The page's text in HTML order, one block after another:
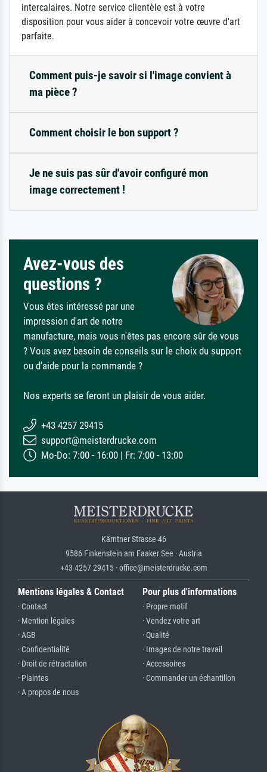
intercalaires. Notre service clientèle est à votre
disposition pour vous aider à concevoir votre œuvre d'art
parfaite.
Comment puis-je savoir si l'image convient à
ma pièce ?
Comment choisir le bon support ?
Je ne suis pas sûr d'avoir configuré mon
image correctement !
Avez-vous des
questions ?
Vous êtes intéressé par une
impression d'art de notre
manufacture, mais vous n'êtes pas encore sûr de vous
? Vous avez besoin de conseils sur le choix du support
ou d'aide pour la commande ?
Nos experts se feront un plaisir de vous aider.
+43 4257 29415
support@meisterdrucke.com
Mo-Do: 7:00 - 16:00 | Fr: 7:00 - 13:00
Kärntner Strasse 46
9586 Finkenstein am Faaker See · Austria
+43 4257 29415 · office@meisterdrucke.com
Mentions légales & Contact
· Contact
· Mention légales
· AGB
· Confidentialité
· Droit de rétractation
· Plaintes
· A propos de nous
Pour plus d'informations
· Propre motif
· Vendez votre art
· Qualité
· Images de notre travail
· Accessoires
· Commander un échantillon